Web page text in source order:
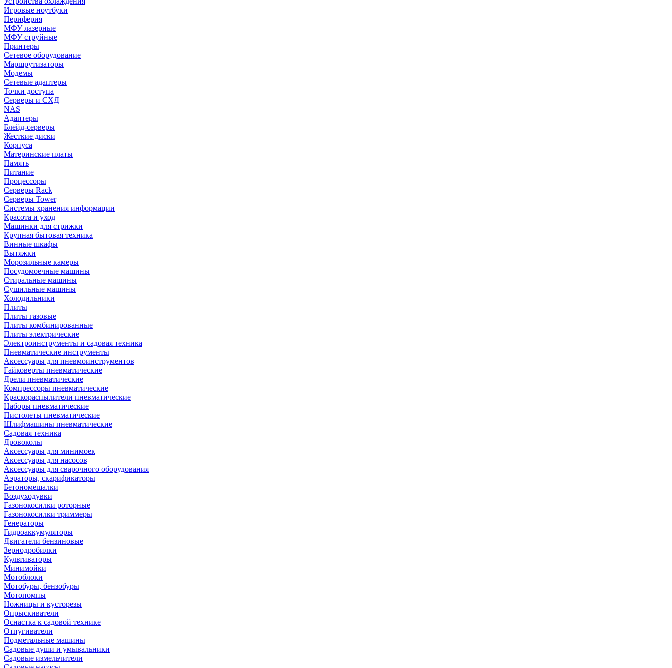
Игровые ноутбуки
Периферия
МФУ лазерные
МФУ струйные
Принтеры
Сетевое оборудование
Маршрутизаторы
Модемы
Сетевые адаптеры
Точки доступа
Серверы и СХД
NAS
Адаптеры
Блейд-серверы
Жесткие диски
Корпуса
Материнские платы
Память
Питание
Процессоры
Серверы Rack
Серверы Tower
Системы хранения информации
Красота и уход
Машинки для стрижки
Крупная бытовая техника
Винные шкафы
Вытяжки
Морозильные камеры
Посудомоечные машины
Стиральные машины
Сушильные машины
Холодильники
Плиты
Плиты газовые
Плиты комбинированные
Плиты электрические
Электроинструменты и садовая техника
Пневматические инструменты
Аксессуары для пневмоинструментов
Гайковерты пневматические
Дрели пневматические
Компрессоры пневматические
Краскораспылители пневматические
Наборы пневматические
Пистолеты пневматические
Шлифмашины пневматические
Садовая техника
Дровоколы
Аксессуары для минимоек
Аксессуары для насосов
Аксессуары для сварочного оборудования
Аэраторы, скарификаторы
Бетономешалки
Воздуходувки
Газонокосилки роторные
Газонокосилки триммеры
Генераторы
Гидроаккумуляторы
Двигатели бензиновые
Зернодробилки
Культиваторы
Минимойки
Мотоблоки
Мотобуры, бензобуры
Мотопомпы
Ножницы и кусторезы
Опрыскиватели
Оснастка к садовой технике
Отпугиватели
Подметальные машины
Садовые души и умывальники
Садовые измельчители